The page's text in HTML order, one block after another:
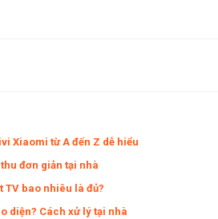
Xiaomi từ A đến Z dễ hiểu
đơn giản tại nhà
TV bao nhiêu là đủ?
diện? Cách xử lý tại nhà